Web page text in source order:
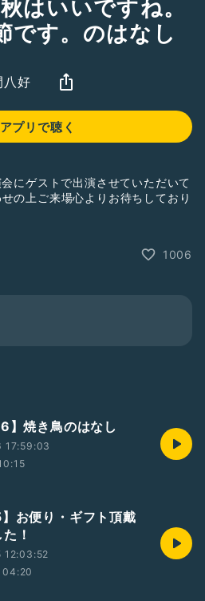
はいいですね。
です。のはなし
八好
アプリで聴く
にゲストで出演させていただいて
の上ご来場心よりお待ちしており
監督シーズン2の第4話に少しだ
きました。
です。
1006
】焼き鳥のはなし
】お便り・ギフト頂戴
！
04:20